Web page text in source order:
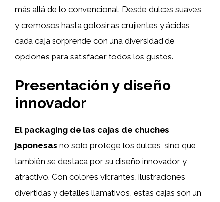
más allá de lo convencional. Desde dulces suaves
y cremosos hasta golosinas crujientes y ácidas,
cada caja sorprende con una diversidad de
opciones para satisfacer todos los gustos.
Presentación y diseño
innovador
El packaging de las cajas de chuches
japonesas no solo protege los dulces, sino que
también se destaca por su diseño innovador y
atractivo. Con colores vibrantes, ilustraciones
divertidas y detalles llamativos, estas cajas son un